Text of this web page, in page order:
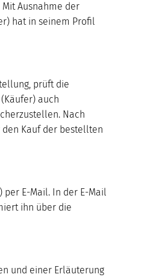
Ausnahme der
hat in seinem Profil
prüft die
auch
Nach
Kauf der bestellten
E-Mail. In der E-Mail
ihn über die
und einer Erläuterung